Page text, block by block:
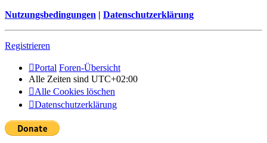
Nutzungsbedingungen | Datenschutzerklärung
Registrieren
Portal Foren-Übersicht
Alle Zeiten sind UTC+02:00
Alle Cookies löschen
Datenschutzerklärung